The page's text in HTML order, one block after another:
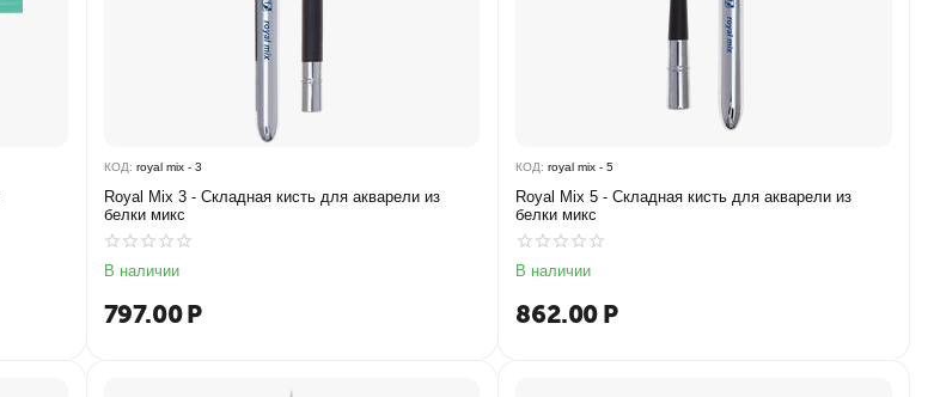
КОД: royal mix - 3
Royal Mix 3 - Складная кисть для акварели из
белки микс
В наличии
797.00Р
КОД: royal mix - 5
Royal Mix 5 - Складная кисть для акварели из
белки микс
В наличии
862.00 Р